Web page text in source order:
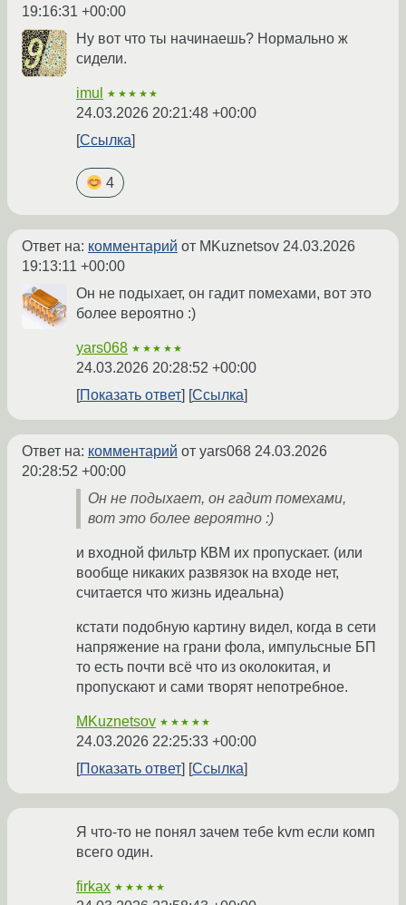
19:16:31 +00:00
Ну вот что ты начинаешь? Нормально ж
сидели.
imul ★★★★★
24.03.2026 20:21:48 +00:00
Ссылка
4
Ответ на: комментарий от MKuznetsov 24.03.2026
19:13:11 +00:00
Он не подыхает, он гадит помехами, вот это
более вероятно :)
yars068 ★★★★★
24.03.2026 20:28:52 +00:00
Показать ответ
Ссылка
Ответ на: комментарий от yars068 24.03.2026
20:28:52 +00:00
Он не подыхает, он гадит помехами,
вот это более вероятно :)
и входной фильтр КВМ их пропускает. (или
вообще никаких развязок на входе нет,
считается что жизнь идеальна)
кстати подобную картину видел, когда в сети
напряжение на грани фола, импульсные БП
то есть почти всё что из околокитая, и
пропускают и сами творят непотребное.
MKuznetsov ★★★★★
24.03.2026 22:25:33 +00:00
Показать ответ
Ссылка
Я что-то не понял зачем тебе kvm если комп
всего один.
firkax ★★★★★